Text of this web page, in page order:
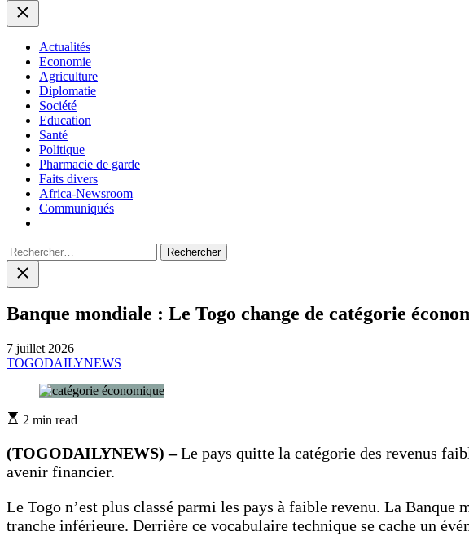
Close
Actualités
Economie
Agriculture
Diplomatie
Société
Education
Santé
Politique
Pharmacie de garde
Faits divers
Africa-Newsroom
Communiqués
Rechercher :
Close
search
Banque mondiale : Le Togo change de catégorie
7 juillet 2026
TOGODAILYNEWS
Estimated
time
2 min read
(TOGODAILYNEWS) –Le pays quitte la catégorie des revenus
avenir financier.
Le Togo n’est plus classé parmi les pays à faible revenu. La
tranche inférieure. Derrière ce vocabulaire technique se cache un